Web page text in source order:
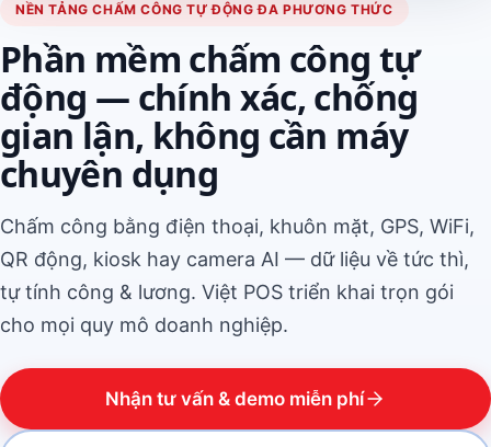
NỀN TẢNG CHẤM CÔNG TỰ ĐỘNG ĐA PHƯƠNG THỨC
Phần mềm chấm công tự
động — chính xác, chống
gian lận, không cần máy
chuyên dụng
Chấm công bằng điện thoại, khuôn mặt, GPS, WiFi,
QR động, kiosk hay camera AI — dữ liệu về tức thì,
tự tính công & lương. Việt POS triển khai trọn gói
cho mọi quy mô doanh nghiệp.
Nhận tư vấn & demo miễn phí